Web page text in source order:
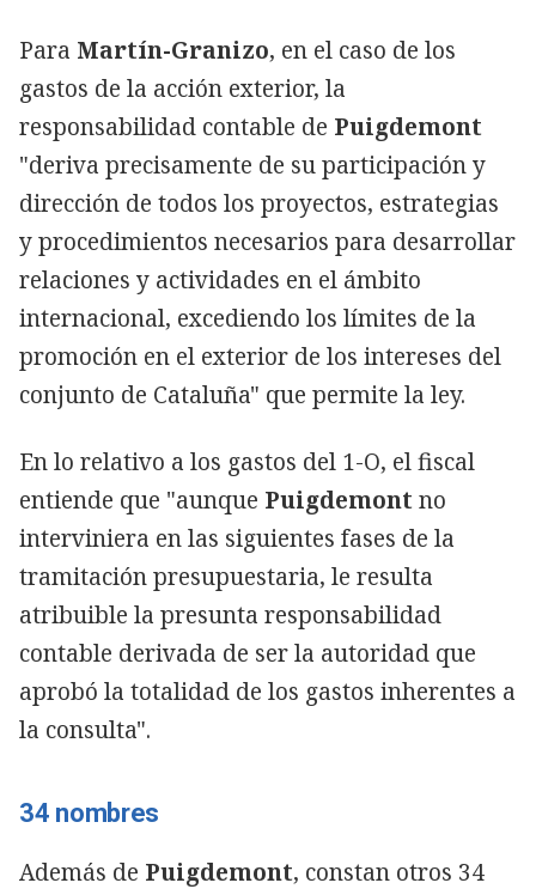
Para Martín-Granizo, en el caso de los
gastos de la acción exterior, la
responsabilidad contable de Puigdemont
"deriva precisamente de su participación y
dirección de todos los proyectos, estrategias
y procedimientos necesarios para desarrollar
relaciones y actividades en el ámbito
internacional, excediendo los límites de la
promoción en el exterior de los intereses del
conjunto de Cataluña" que permite la ley.
En lo relativo a los gastos del 1-O, el fiscal
entiende que "aunque Puigdemont no
interviniera en las siguientes fases de la
tramitación presupuestaria, le resulta
atribuible la presunta responsabilidad
contable derivada de ser la autoridad que
aprobó la totalidad de los gastos inherentes a
la consulta".
34 nombres
Además de Puigdemont, constan otros 34